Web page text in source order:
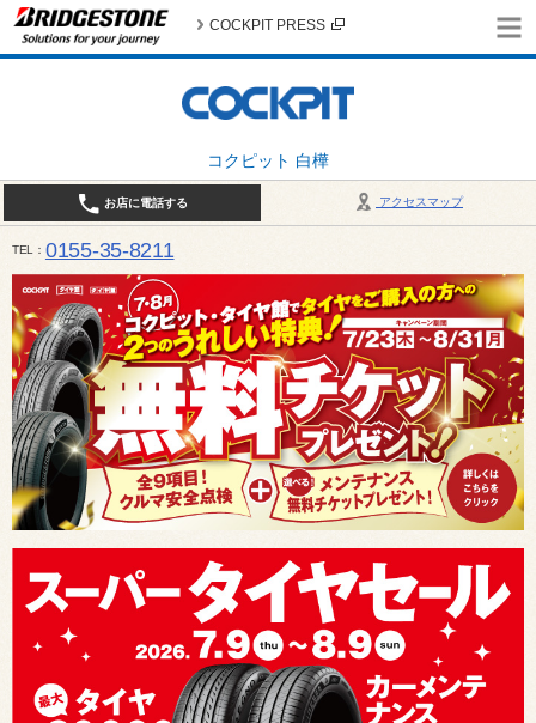
コクピット 白樺
COCKPIT PRESS
アクセスマップ
お店に電話する
TEL 0155-35-8211
10:00～18:30 （作業受付17:30最終） / 定休日：7月定休日 1日、7日、8日、14日、15日、21